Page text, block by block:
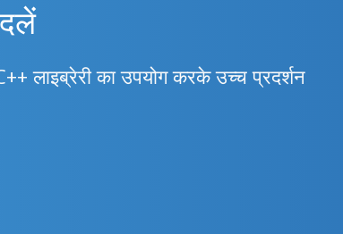
लाइब्रेरी का उपयोग करके उच्च प्रदर्शन